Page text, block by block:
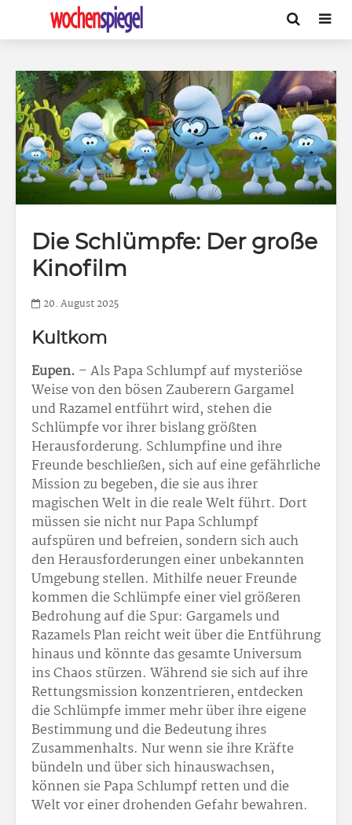
Die Schlümpfe: Der große
Kinofilm
20. August 2025
Kultkom
Eupen. – Als Papa Schlumpf auf mysteriöse
Weise von den bösen Zauberern Gargamel
und Razamel entführt wird, stehen die
Schlümpfe vor ihrer bislang größten
Herausforderung. Schlumpfine und ihre
Freunde beschließen, sich auf eine gefährliche
Mission zu begeben, die sie aus ihrer
magischen Welt in die reale Welt führt. Dort
müssen sie nicht nur Papa Schlumpf
aufspüren und befreien, sondern sich auch
den Herausforderungen einer unbekannten
Umgebung stellen. Mithilfe neuer Freunde
kommen die Schlümpfe einer viel größeren
Bedrohung auf die Spur: Gargamels und
Razamels Plan reicht weit über die Entführung
hinaus und könnte das gesamte Universum
ins Chaos stürzen. Während sie sich auf ihre
Rettungsmission konzentrieren, entdecken
die Schlümpfe immer mehr über ihre eigene
Bestimmung und die Bedeutung ihres
Zusammenhalts. Nur wenn sie ihre Kräfte
bündeln und über sich hinauswachsen,
können sie Papa Schlumpf retten und die
Welt vor einer drohenden Gefahr bewahren.